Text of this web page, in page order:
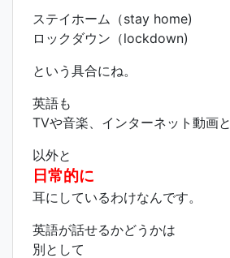
ステイホーム（stay home)
ロックダウン（lockdown)
という具合にね。
英語も
TVや音楽、インターネット動画と
以外と
日常的に
耳にしているわけなんです。
英語が話せるかどうかは
別として